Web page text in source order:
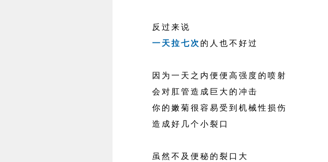
反过来说
一天拉七次 的人也不好过
因为一天之内便便高强度的喷射
会对肛管造成巨大的冲击
你的嫩菊很容易受到机械性损伤
造成好几个小裂口
虽然不及便秘的裂口大